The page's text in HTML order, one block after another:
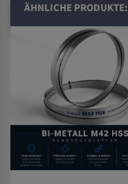
ÄHNLICHE PRODUKTE: